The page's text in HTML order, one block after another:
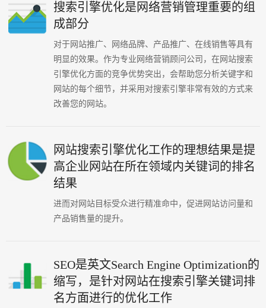
搜索引擎优化是网络营销管理重要的组
成部分
对于网站推广、网络品牌、产品推广、在线销售等具有
明显的效果。作为专业网络营销顾问公司，在网站搜索
引擎优化方面的竞争优势突出，会帮助您分析关键字和
网站的每个细节，并采用对搜索引擎非常有效的方式来
改善您的网站。
网站搜索引擎优化工作的理想结果是提
高企业网站在所在领域内关键词的排名
结果
进而对网站目标受众进行精准命中，促进网站访问量和
产品销售量的提升。
SEO是英文Search Engine Optimization的
缩写，是针对网站在搜索引擎关键词排
名方面进行的优化工作